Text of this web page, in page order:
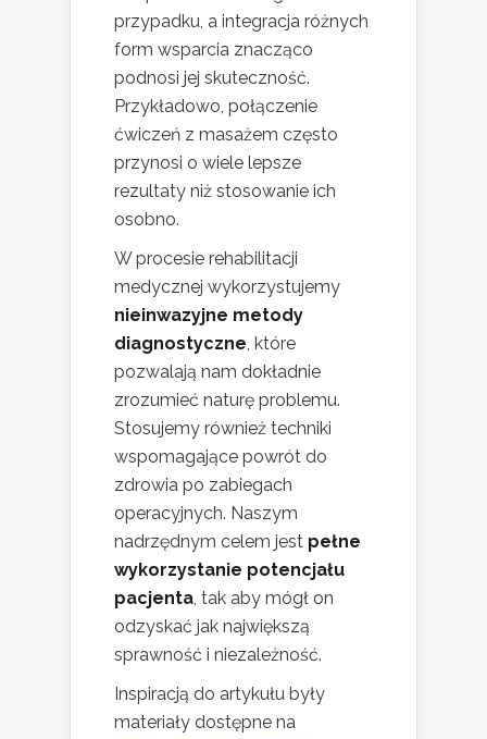
przypadku, a integracja różnych
form wsparcia znacząco
podnosi jej skuteczność.
Przykładowo, połączenie
ćwiczeń z masażem często
przynosi o wiele lepsze
rezultaty niż stosowanie ich
osobno.
W procesie rehabilitacji
medycznej wykorzystujemy
nieinwazyjne metody
diagnostyczne, które
pozwalają nam dokładnie
zrozumieć naturę problemu.
Stosujemy również techniki
wspomagające powrót do
zdrowia po zabiegach
operacyjnych. Naszym
nadrzędnym celem jest pełne
wykorzystanie potencjału
pacjenta, tak aby mógł on
odzyskać jak największą
sprawność i niezależność.
Inspiracją do artykułu były
materiały dostępne na